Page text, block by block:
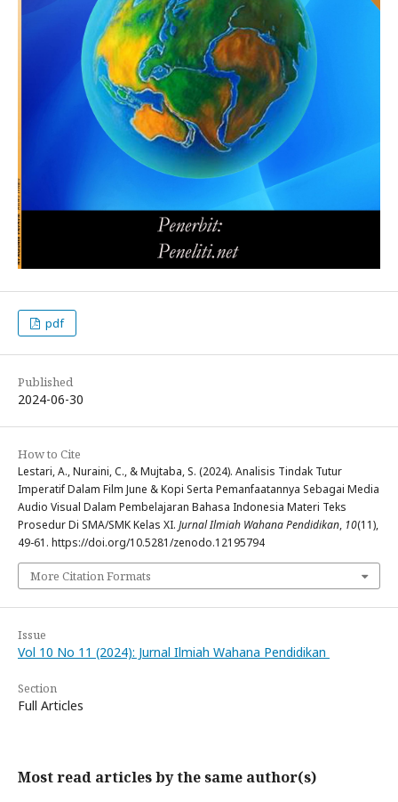
pdf
Published
2024-06-30
How to Cite
Lestari, A., Nuraini, C., & Mujtaba, S. (2024). Analisis Tindak Tutur
Imperatif Dalam Film June & Kopi Serta Pemanfaatannya Sebagai Media
Audio Visual Dalam Pembelajaran Bahasa Indonesia Materi Teks
Prosedur Di SMA/SMK Kelas XI. Jurnal Ilmiah Wahana Pendidikan, 10(11),
49-61. https://doi.org/10.5281/zenodo.12195794
More Citation Formats
Issue
Vol 10 No 11 (2024): Jurnal Ilmiah Wahana Pendidikan
Section
Full Articles
Most read articles by the same author(s)